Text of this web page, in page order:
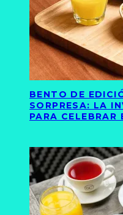
BENTO DE
SORPRESA: LA
PARA